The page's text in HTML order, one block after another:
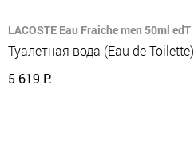
LACOSTE Eau Fraiche men 50ml edT
Туалетная вода (Eau de Toilette)
5 619 Р.